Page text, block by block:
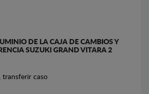
DE LA CAJA DE CAMBIOS Y
SUZUKI GRAND VITARA 2
transferir caso